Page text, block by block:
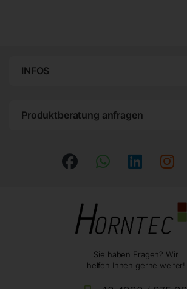
INFOS
Produktberatung anfragen
Sie haben Fragen? Wir
helfen Ihnen gerne weiter!